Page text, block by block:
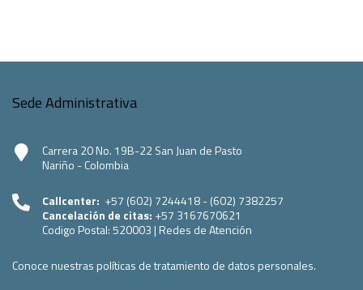
Sede Administrativa
Carrera 20 No. 19B-22 San Juan de Pasto
Nariño - Colombia
Callcenter: +57 (602) 7244418 - (602) 7382257
Cancelación de citas: +57 3167670621
Codigo Postal:520003 | Redes de Atención
Conoce nuestras políticas de tratamiento de datos personales.